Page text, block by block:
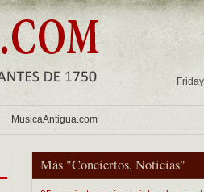
MusicaAntigua.com
Más "Conciertos, Noticias"